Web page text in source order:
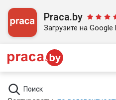
Praca.by
Загрузите на Google
Поиск